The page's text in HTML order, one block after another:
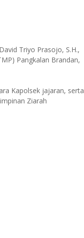
Triyo Prasojo, S.H.,
Pangkalan Brandan,
Kapolsek jajaran, serta
Ziarah